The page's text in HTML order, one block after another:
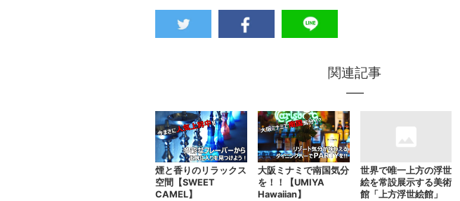
関連記事
煙と香りのリラックス
空間【SWEET
CAMEL】
大阪ミナミで南国気分
を！！【UMIYA
Hawaiian】
世界で唯一上方の浮世
絵を常設展示する美術
館「上方浮世絵館」